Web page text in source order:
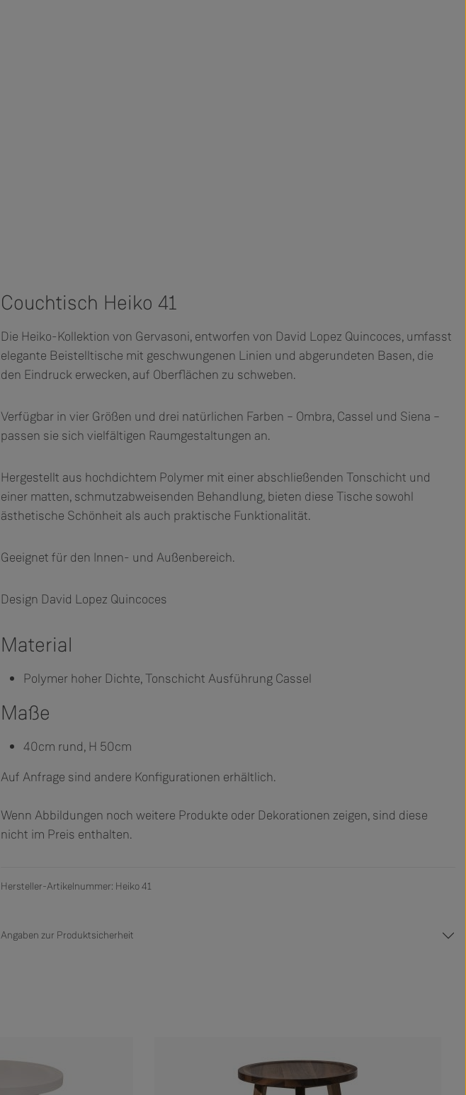
Couchtisch Heiko 41
Die Heiko-Kollektion von Gervasoni, entworfen von David Lopez Quincoces, umfasst
elegante Beistelltische mit geschwungenen Linien und abgerundeten Basen, die
den Eindruck erwecken, auf Oberflächen zu schweben.
Verfügbar in vier Größen und drei natürlichen Farben – Ombra, Cassel und Siena –
passen sie sich vielfältigen Raumgestaltungen an.
Hergestellt aus hochdichtem Polymer mit einer abschließenden Tonschicht und
einer matten, schmutzabweisenden Behandlung, bieten diese Tische sowohl
ästhetische Schönheit als auch praktische Funktionalität.
Geeignet für den Innen- und Außenbereich.
Design David Lopez Quincoces
Material
Polymer hoher Dichte, Tonschicht Ausführung Cassel
Maße
40cm rund, H 50cm
Auf Anfrage sind andere Konfigurationen erhältlich.
Wenn Abbildungen noch weitere Produkte oder Dekorationen zeigen, sind diese
nicht im Preis enthalten.
Hersteller-Artikelnummer: Heiko 41
Angaben zur Produktsicherheit